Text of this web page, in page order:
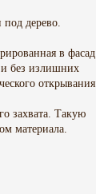
дерево.
в фасад
и без излишних
открывания
захвата. Такую
материала.